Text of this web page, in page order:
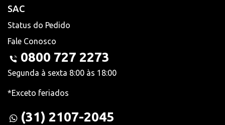
SAC
Status do Pedido
Fale Conosco
0800 727 2273
Segunda à sexta 8:00 às 18:00
*Exceto feriados
(31) 2107-2045